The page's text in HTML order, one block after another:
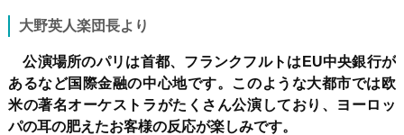
大野英人楽団長より
公演場所のパリは首都、フランクフルトは EU中央銀行が
あるなど国際金融の中心地です。このような大都市では欧
米の著名オーケストラがたくさん公演しており、ヨーロッ
パの耳の肥えたお客様の反応が楽しみです。